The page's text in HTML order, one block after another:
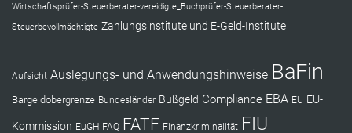
Wirtschaftsprüfer-Steuerberater-vereidigte_Buchprüfer-Steuerberater-
Steuerbevollmächtigte Zahlungsinstitute und E-Geld-Institute
Aufsicht Auslegungs- und Anwendungshinweise BaFin
Bargeldobergrenze Bundesländer Bußgeld Compliance EBA EU EU-
Kommission EuGH FAQ FATF Finanzkriminalität FIU